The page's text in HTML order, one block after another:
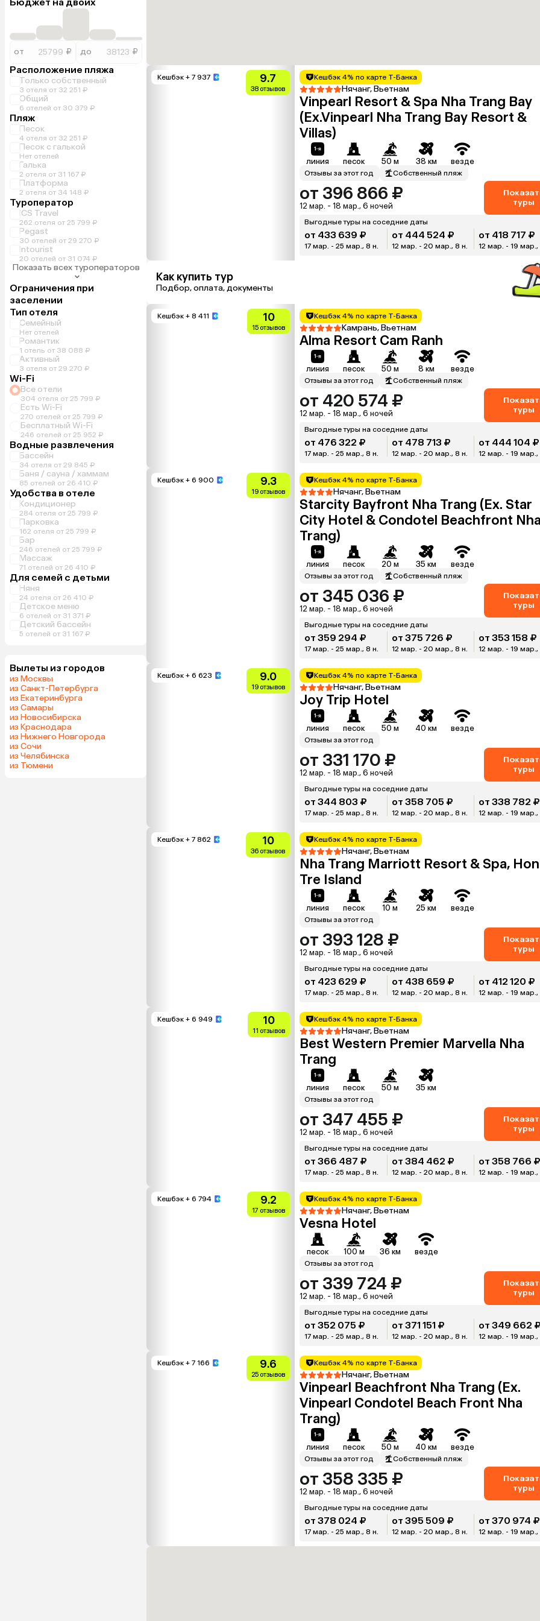
от ₽ до ₽
Расположение пляжа
Только собственный
3 отеля от 32 251 ₽
Общий
6 отелей от 30 379 ₽
Пляж
Песок
4 отеля от 32 251 ₽
Песок с галькой
Нет отелей
Галька
2 отеля от 31 167 ₽
Платформа
2 отеля от 34 148 ₽
Туроператор
ICS Travel
262 отеля от 25 799 ₽
Pegast
30 отелей от 29 270 ₽
Intourist
20 отелей от 31 074 ₽
Показать всех туроператоров
Ограничения при
заселении
Тип отеля
Семейный
Нет отелей
Романтик
1 отель от 38 088 ₽
Активный
3 отеля от 29 270 ₽
Wi-Fi
Все отели
304 отеля от 25 799 ₽
Есть Wi-Fi
270 отелей от 25 799 ₽
Бесплатный Wi-Fi
246 отелей от 25 952 ₽
Водные развлечения
Бассейн
34 отеля от 29 845 ₽
Баня / сауна / хаммам
85 отелей от 26 410 ₽
Удобства в отеле
Кондиционер
284 отеля от 25 799 ₽
Парковка
162 отеля от 25 799 ₽
Бар
246 отелей от 25 799 ₽
Массаж
71 отелей от 26 410 ₽
Для семей с детьми
Няня
24 отеля от 26 410 ₽
Детское меню
6 отелей от 31 371 ₽
Детский бассейн
5 отелей от 31 167 ₽
Вылеты из городов
из Москвы
из Санкт-Петербурга
из Екатеринбурга
из Самары
из Новосибирска
из Краснодара
из Нижнего Новгорода
из Сочи
из Челябинска
из Тюмени
Кешбэк + 7 937 9.7
38 отзывов
Кешбэк 4% по карте Т-Банка
Нячанг, Вьетнам
Vinpearl Resort & Spa Nha Trang Bay
(Ex.Vinpearl Nha Trang Bay Resort &
Villas)
линия песок 50 м 38 км везде
Отзывы за этот год Собственный пляж
от 396 866 ₽
12 мар. - 18 мар., 6 ночей
туры
Выгодные туры на соседние даты
от 433 639 ₽
17 мар. - 25 мар., 8 н.
от 444 524 ₽
12 мар. - 20 мар., 8 н.
от 418 717 ₽
12 мар. - 19 мар.,
Как купить тур
Подбор, оплата, документы
Кешбэк + 8 411 10
15 отзывов
Кешбэк 4% по карте Т-Банка
Камрань, Вьетнам
Alma Resort Cam Ranh
линия песок 50 м 8 км везде
Отзывы за этот год Собственный пляж
от 420 574 ₽
12 мар. - 18 мар., 6 ночей
туры
Выгодные туры на соседние даты
от 476 322 ₽
17 мар. - 25 мар., 8 н.
от 478 713 ₽
12 мар. - 20 мар., 8 н.
от 444 104 ₽
12 мар. - 19 мар.,
Кешбэк + 6 900 9.3
19 отзывов
Кешбэк 4% по карте Т-Банка
Нячанг, Вьетнам
Starcity Bayfront Nha Trang (Ex. Star
City Hotel & Condotel Beachfront Nha
Trang)
линия песок 20 м 35 км везде
Отзывы за этот год Собственный пляж
от 345 036 ₽
12 мар. - 18 мар., 6 ночей
туры
Выгодные туры на соседние даты
от 359 294 ₽
17 мар. - 25 мар., 8 н.
от 375 726 ₽
12 мар. - 20 мар., 8 н.
от 353 158 ₽
12 мар. - 19 мар.,
Кешбэк + 6 623 9.0
19 отзывов
Кешбэк 4% по карте Т-Банка
Нячанг, Вьетнам
Joy Trip Hotel
линия песок 50 м 40 км везде
Отзывы за этот год
от 331 170 ₽
12 мар. - 18 мар., 6 ночей
туры
Выгодные туры на соседние даты
от 344 803 ₽
17 мар. - 25 мар., 8 н.
от 358 705 ₽
12 мар. - 20 мар., 8 н.
от 338 782 ₽
12 мар. - 19 мар.,
Кешбэк + 7 862 10
36 отзывов
Кешбэк 4% по карте Т-Банка
Нячанг, Вьетнам
Nha Trang Marriott Resort & Spa, Hon
Tre Island
линия песок 10 м 25 км везде
Отзывы за этот год
от 393 128 ₽
12 мар. - 18 мар., 6 ночей
туры
Выгодные туры на соседние даты
от 423 629 ₽
17 мар. - 25 мар., 8 н.
от 438 659 ₽
12 мар. - 20 мар., 8 н.
от 412 120 ₽
12 мар. - 19 мар.,
Кешбэк + 6 949 10
11 отзывов
Кешбэк 4% по карте Т-Банка
Нячанг, Вьетнам
Best Western Premier Marvella Nha
Trang
линия песок 50 м 35 км
Отзывы за этот год
от 347 455 ₽
12 мар. - 18 мар., 6 ночей
туры
Выгодные туры на соседние даты
от 366 487 ₽
17 мар. - 25 мар., 8 н.
от 384 462 ₽
12 мар. - 20 мар., 8 н.
от 358 766 ₽
12 мар. - 19 мар.,
Кешбэк + 6 794 9.2
17 отзывов
Кешбэк 4% по карте Т-Банка
Нячанг, Вьетнам
Vesna Hotel
песок 100 м 36 км везде
Отзывы за этот год
от 339 724 ₽
12 мар. - 18 мар., 6 ночей
туры
Выгодные туры на соседние даты
от 352 075 ₽
17 мар. - 25 мар., 8 н.
от 371 151 ₽
12 мар. - 20 мар., 8 н.
от 349 662 ₽
12 мар. - 19 мар.,
Кешбэк + 7 166 9.6
25 отзывов
Кешбэк 4% по карте Т-Банка
Нячанг, Вьетнам
Vinpearl Beachfront Nha Trang (Ex.
Vinpearl Condotel Beach Front Nha
Trang)
линия песок 50 м 40 км везде
Отзывы за этот год Собственный пляж
от 358 335 ₽
12 мар. - 18 мар., 6 ночей
туры
Выгодные туры на соседние даты
от 378 024 ₽
17 мар. - 25 мар., 8 н.
от 395 509 ₽
12 мар. - 20 мар., 8 н.
от 370 974 ₽
12 мар. - 19 мар.,